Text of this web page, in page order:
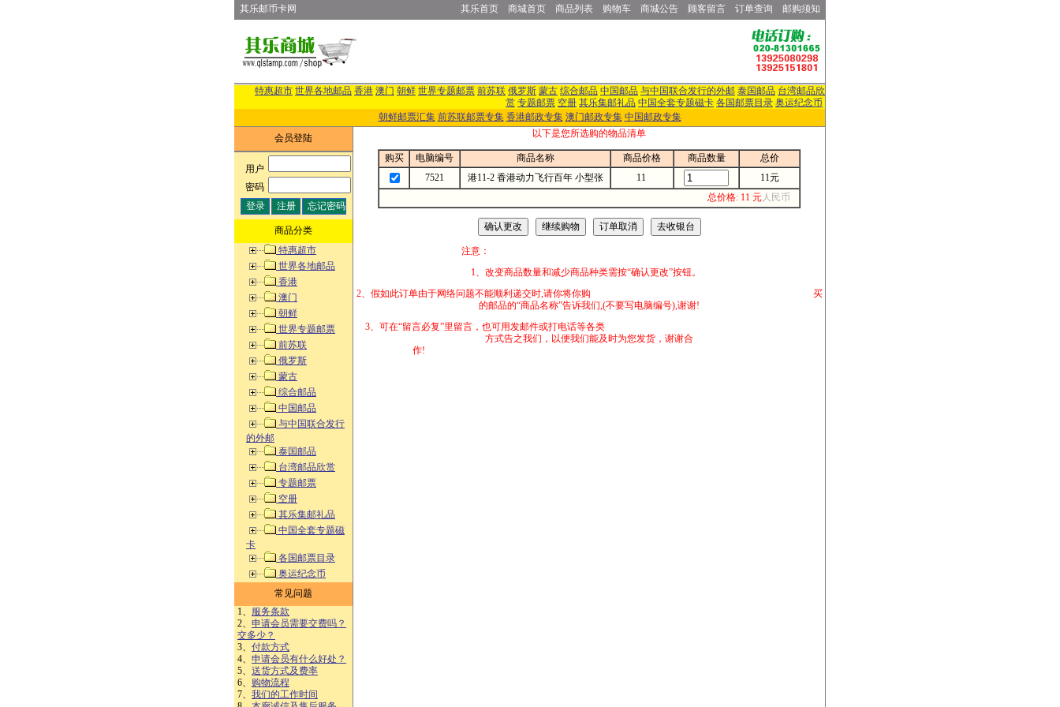
其乐邮币卡网 其乐首页 商城首页 商品列表 购物车 商城公告 顾客留言 订单查询 邮购须知
特惠超市 世界各地邮品 香港 澳门 朝鲜 世界专题邮票 前苏联 俄罗斯 蒙古 综合邮品 中国邮品 与中国联合发行的外邮 泰国邮品 台湾邮品欣
赏 专题邮票 空册 其乐集邮礼品 中国全套专题磁卡 各国邮票目录 奥运纪念币
朝鲜邮票汇集 前苏联邮票专集 香港邮政专集 澳门邮政专集 中国邮政专集
会员登陆
用户:
密码:
商品分类
特惠超市
世界各地邮品
香港
澳门
朝鲜
世界专题邮票
前苏联
俄罗斯
蒙古
综合邮品
中国邮品
与中国联合发行
的外邮
泰国邮品
台湾邮品欣赏
专题邮票
空册
其乐集邮礼品
中国全套专题磁
卡
各国邮票目录
奥运纪念币
常见问题
1、 服务条款
2、 申请会员需要交费吗？
交多少？
3、 付款方式
4、 申请会员有什么好处？
5、 送货方式及费率
6、 购物流程
7、 我们的工作时间
以下是您所选购的物品清单
购买 电脑编号 商品名称 商品价格 商品数量
总价
7521
港11-2 香港动力飞行百年 小型张 11
11元
总价格: 11 元人民币
注意：
1、改变商品数量和减少商品种类需按“确认更改”按钮。
2、假如此订单由于网络问题不能顺利递交时,请你将你购 买
的邮品的“商品名称”告诉我们,(不要写电脑编号),谢谢!
3、可在“留言必复”里留言，也可用发邮件或打电话等各类
方式告之我们，以便我们能及时为您发货，谢谢合
作!